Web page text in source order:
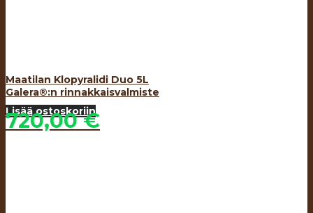
Lisää ostoskoriin
Maatilan Klopyralidi Duo 5L
Galera®:n rinnakkaisvalmiste
720,00€